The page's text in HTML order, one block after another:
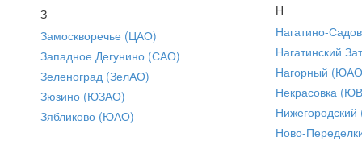
З
Замоскворечье (ЦАО)
Западное Дегунино (САО)
Зеленоград (ЗелАО)
Зюзино (ЮЗАО)
Зябликово (ЮАО)
Н
Нагатино-
Нагатинский
Нагорный
Некрасовка
Ново-